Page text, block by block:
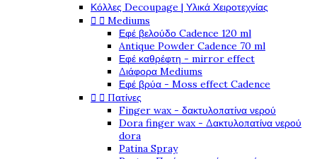
Κόλλες Decoupage | Υλικά Χειροτεχνίας
  Mediums
Εφέ βελούδο Cadence 120 ml
Antique Powder Cadence 70 ml
Εφέ καθρέφτη - mirror effect
Διάφορα Mediums
Εφέ βρύα - Moss effect Cadence
  Πατίνες
Finger wax - δακτυλοπατίνα νερού
Dora finger wax - Δακτυλοπατίνα νερού
dora
Patina Spray